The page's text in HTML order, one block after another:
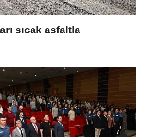
sıcak asfaltla